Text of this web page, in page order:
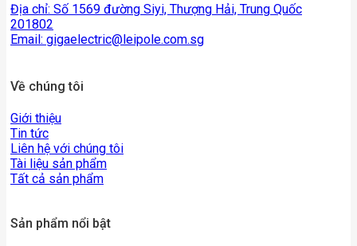
Địa chỉ: Số 1569 đường Siyi, Thượng Hải, Trung Quốc
201802
Email: gigaelectric@leipole.com.sg
Về chúng tôi
Giới thiệu
Tin tức
Liên hệ với chúng tôi
Tài liệu sản phẩm
Tất cả sản phẩm
Sản phẩm nổi bật